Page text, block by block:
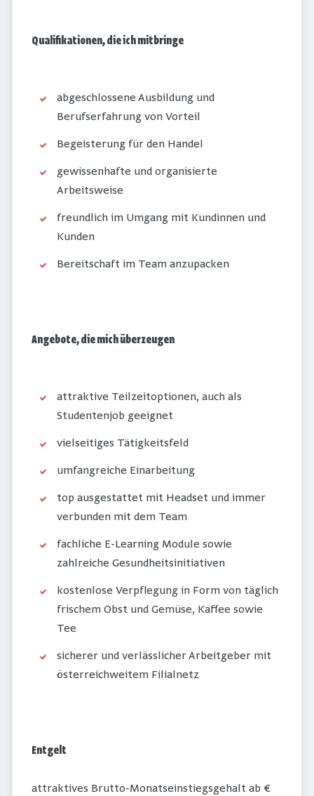
Qualifikationen, die ich mitbringe
abgeschlossene Ausbildung und
Berufserfahrung von Vorteil
Begeisterung für den Handel
gewissenhafte und organisierte
Arbeitsweise
freundlich im Umgang mit Kundinnen und
Kunden
Bereitschaft im Team anzupacken
Angebote, die mich überzeugen
attraktive Teilzeitoptionen, auch als
Studentenjob geeignet
vielseitiges Tätigkeitsfeld
umfangreiche Einarbeitung
top ausgestattet mit Headset und immer
verbunden mit dem Team
fachliche E-Learning Module sowie
zahlreiche Gesundheitsinitiativen
kostenlose Verpflegung in Form von täglich
frischem Obst und Gemüse, Kaffee sowie
Tee
sicherer und verlässlicher Arbeitgeber mit
österreichweitem Filialnetz
Entgelt
attraktives Brutto-Monatseinstiegsgehalt ab €